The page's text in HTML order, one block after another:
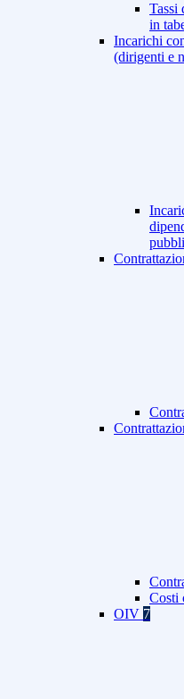
Tassi
in
Incarichi
(dirigenti e
Costi
OIV 7